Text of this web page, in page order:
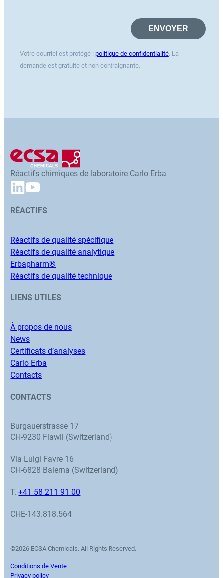
Votre courriel est protégé : politique de confidentialité. La
demande est gratuite et non contraignante.
Réactifs chimiques de laboratoire Carlo Erba
RÉACTIFS
Réactifs de qualité spécifique
Réactifs de qualité analytique
Erbapharm®
Réactifs de qualité technique
LIENS UTILES
À propos de nous
News
Certificats d’analyses
Carlo Erba
Contacts
CONTACTS
Burgauerstrasse 17
CH-9230 Flawil (Switzerland)
Via Luigi Favre 16
CH-6828 Balerna (Switzerland)
T.+41 58 211 91 00
CHE-143.818.564
©2026 ECSA Chemicals. All Rights Reserved.
Conditions de Vente
Privacy policy